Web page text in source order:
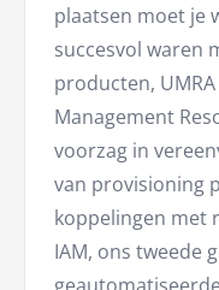
plaatsen moet je
succesvol waren
producten,
Management
voorzag in
van provisioning
koppelingen met
IAM, ons tweede